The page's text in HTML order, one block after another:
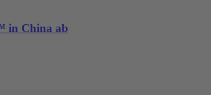
in China ab